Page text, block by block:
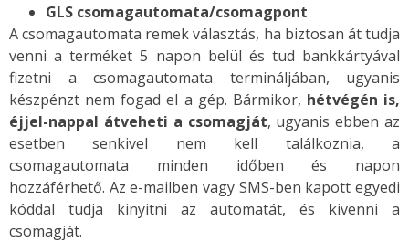
GLS csomagautomata/csomagpont
A csomagautomata remek választás, ha biztosan át tudja
venni a terméket 5 napon belül és tud bankkártyával
fizetni a csomagautomata termináljában, ugyanis
készpénzt nem fogad el a gép. Bármikor, hétvégén is,
éjjel-nappal átveheti a csomagját, ugyanis ebben az
esetben senkivel nem kell találkoznia, a
csomagautomata minden időben és napon
hozzáférhető. Az e-mailben vagy SMS-ben kapott egyedi
kóddal tudja kinyitni az automatát, és kivenni a
csomagját.